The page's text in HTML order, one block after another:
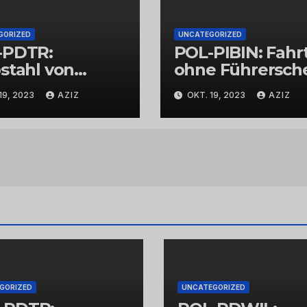
von
2023 AZIZ
UNCATEGORIZED
POL-PIBIN:
ohne
und unter
von Drogen
OKT. 19, 2023 AZIZ
UNCATEGORIZED